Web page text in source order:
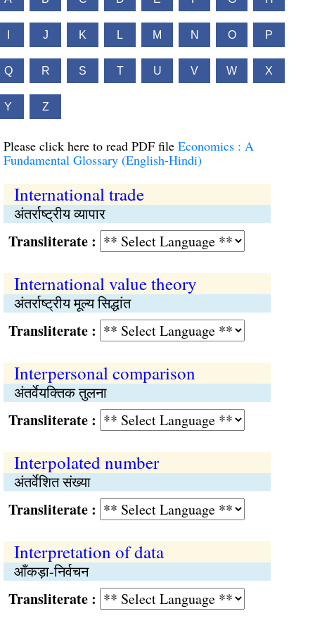
J K L M N O P
Q R S T U V W X
Y Z
Please click here to read PDF file Economics : A
Fundamental Glossary (English-Hindi)
International trade
अंतर्राष्ट्रीय व्यापार
:
International value theory
अंतर्राष्ट्रीय मूल्य सिद्धांत
:
Interpersonal comparison
अंतर्वेयक्तिक तुलना
:
Interpolated number
अंतर्वेशित संख्या
:
Interpretation of data
आँकड़ा-निर्वचन
: